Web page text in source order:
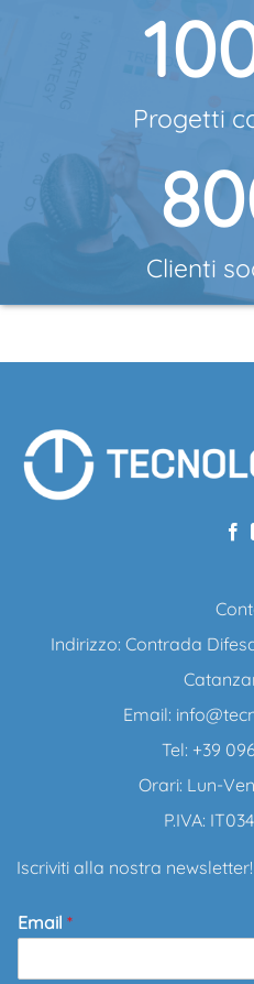
Progetti
Clienti
Indirizzo: Contrada
Email:
Tel: +39
Orari: Lun-
P.IVA:
Iscriviti alla nostra newsletter!
Email *